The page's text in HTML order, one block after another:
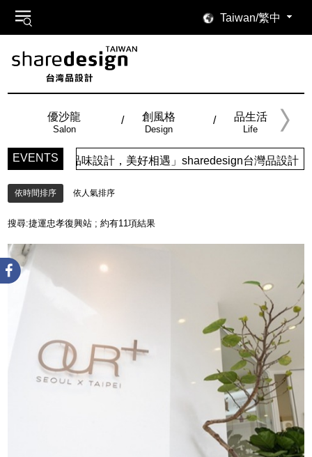
Taiwan/繁中
優沙龍
Salon
創風格
Design
品生活
Life
EVENTS
設計，美好相遇」sharedesign台灣品設計，五大特色主題
依時間排序 依人氣排序
搜尋:捷運忠孝復興站 ; 約有11項結果